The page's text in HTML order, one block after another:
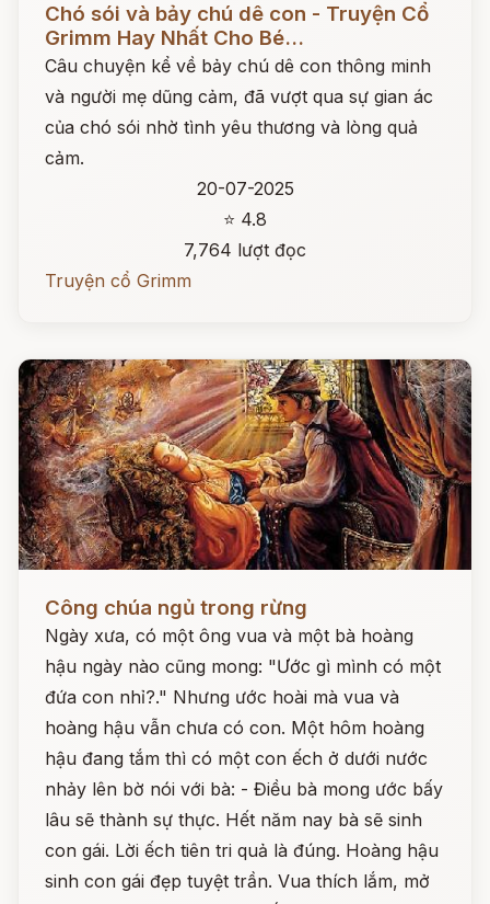
Chó sói và bảy chú dê con - Truyện Cổ
Grimm Hay Nhất Cho Bé...
Câu chuyện kể về bảy chú dê con thông minh
và người mẹ dũng cảm, đã vượt qua sự gian ác
của chó sói nhờ tình yêu thương và lòng quả
cảm.
20-07-2025
⭐ 4.8
7,764 lượt đọc
Truyện cổ Grimm
Công chúa ngủ trong rừng
Ngày xưa, có một ông vua và một bà hoàng
hậu ngày nào cũng mong: "Ước gì mình có một
đứa con nhỉ?." Nhưng ước hoài mà vua và
hoàng hậu vẫn chưa có con. Một hôm hoàng
hậu đang tắm thì có một con ếch ở dưới nước
nhảy lên bờ nói với bà: - Điều bà mong ước bấy
lâu sẽ thành sự thực. Hết năm nay bà sẽ sinh
con gái. Lời ếch tiên tri quả là đúng. Hoàng hậu
sinh con gái đẹp tuyệt trần. Vua thích lắm, mở